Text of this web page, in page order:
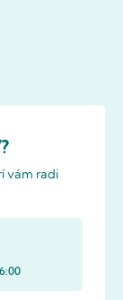
vám radi